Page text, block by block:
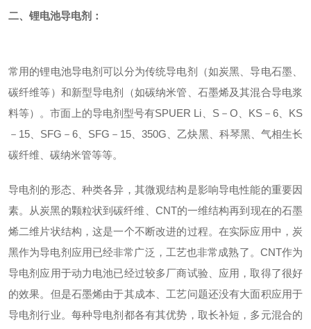
二、 锂电池导电剂 ：
常用的锂电池导电剂可以分为传统导电剂（如炭黑、导电石墨、
碳纤维等）和新型导电剂（如碳纳米管、石墨烯及其混合导电浆
料等）。市面上的导电剂型号有SPUER Li、S－O、KS－6、KS
－15、SFG－6、SFG－15、350G、乙炔黑、科琴黑、气相生长
碳纤维、碳纳米管等等。
导电剂的形态、种类各异，其微观结构是影响导电性能的重要因
素。从炭黑的颗粒状到碳纤维、CNT的一维结构再到现在的石墨
烯二维片状结构，这是一个不断改进的过程。在实际应用中，炭
黑作为导电剂应用已经非常广泛，工艺也非常成熟了。CNT作为
导电剂应用于动力电池已经过较多厂商试验、应用，取得了很好
的效果。但是石墨烯由于其成本、工艺问题还没有大面积应用于
导电剂行业。每种导电剂都各有其优势，取长补短，多元混合的